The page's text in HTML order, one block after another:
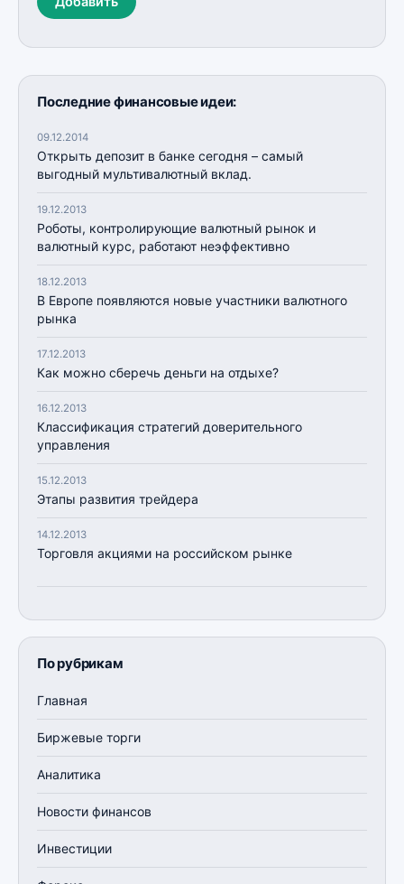
Последние финансовые идеи:
09.12.2014
Открыть депозит в банке сегодня – самый
выгодный мультивалютный вклад.
19.12.2013
Роботы, контролирующие валютный рынок и
валютный курс, работают неэффективно
18.12.2013
В Европе появляются новые участники валютного
рынка
17.12.2013
Как можно сберечь деньги на отдыхе?
16.12.2013
Классификация стратегий доверительного
управления
15.12.2013
Этапы развития трейдера
14.12.2013
Торговля акциями на российском рынке
По рубрикам
Главная
Биржевые торги
Аналитика
Новости финансов
Инвестиции